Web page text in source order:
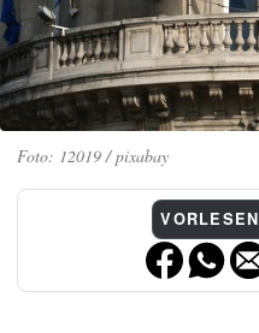
12019 / pixabay
VORLESEN